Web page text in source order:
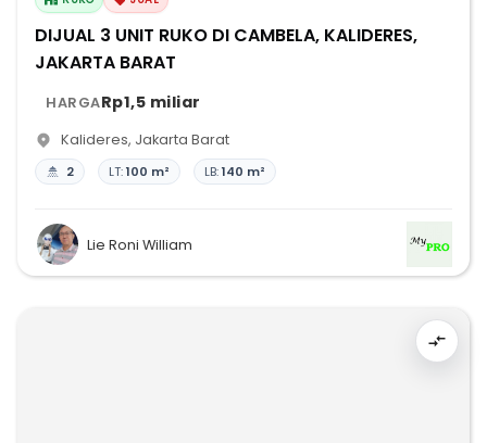
DIJUAL 3 UNIT RUKO DI CAMBELA, KALIDERES,
JAKARTA BARAT
HARGARp1,5 miliar
Kalideres, Jakarta Barat
2 LT:100 m² LB:140 m²
Lie Roni William